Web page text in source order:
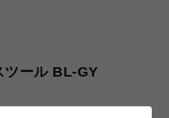
ツール BL-GY